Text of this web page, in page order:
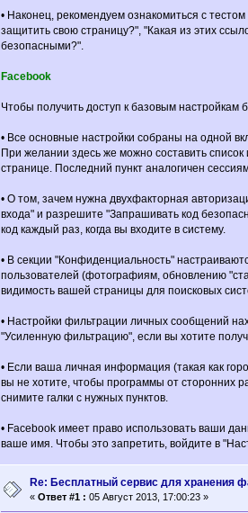
• Наконец, рекомендуем ознакомиться с
защитить свою страницу?", "Какая из этих
безопасными?".
Facebook
Чтобы получить доступ к базовым настройкам
• Все основные настройки собраны на одной
При желании здесь же можно составить
странице. Последний пункт аналогичен
• О том, зачем нужна двухфакторная
входа" и разрешите "Запрашивать код
код каждый раз, когда вы входите в систему.
• В секции "Конфиденциальность"
пользователей (фотографиям, обновлению
видимость вашей страницы для поисковых
• Настройки фильтрации личных сообщений
"Усиленную фильтрацию", если вы хотите
• Если ваша личная информация (такая как
вы не хотите, чтобы программы от сторонних
снимите галки с нужных пунктов.
• Facebook имеет право использовать ваши
ваше имя. Чтобы это запретить, войдите в
Re: Бесплатный сервис для хранения
«Ответ #1 : 05 Август 2013, 17:00:23 »